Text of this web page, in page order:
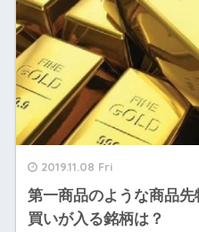
2019.11.08 Fri
第一商品のような商品
買いが入る銘柄は？